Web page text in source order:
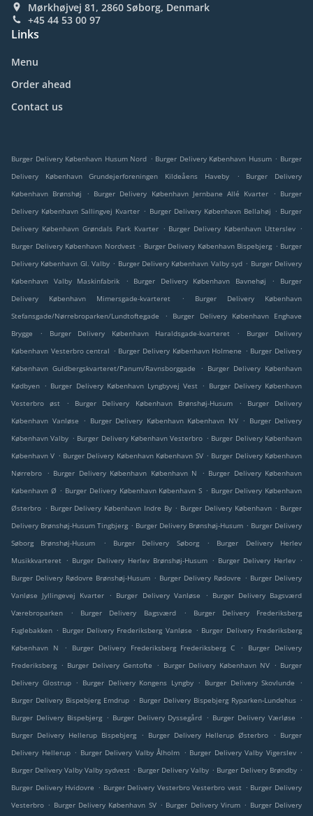
Mørkhøjvej 81, 2860 Søborg, Denmark
+45 44 53 00 97
Links
Menu
Order ahead
Contact us
Burger Delivery København Husum Nord . Burger Delivery København Husum . Burger
Delivery København Grundejerforeningen Kildeåens Haveby
.
Burger Delivery
København Brønshøj
. Burger Delivery København Jernbane Allé Kvarter . Burger
Delivery København Sallingvej Kvarter . Burger Delivery København Bellahøj . Burger
Delivery København Grøndals Park Kvarter . Burger Delivery København Utterslev .
Burger Delivery København Nordvest . Burger Delivery København Bispebjerg . Burger
Delivery København Gl. Valby . Burger Delivery København Valby syd . Burger Delivery
København Valby Maskinfabrik
. Burger Delivery København Bavnehøj .
Burger
Delivery København Mimersgade-kvarteret
.
Burger Delivery København
Stefansgade/Nørrebroparken/Lundtoftegade
.
Burger Delivery København Enghave
Brygge
. Burger Delivery København Haraldsgade-kvarteret .
Burger Delivery
København Vesterbro central . Burger Delivery København Holmene . Burger Delivery
København Guldbergskvarteret/Panum/Ravnsborggade
. Burger Delivery København
Kødbyen . Burger Delivery København Lyngbyvej Vest . Burger Delivery København
Vesterbro øst
. Burger Delivery København Brønshøj-Husum .
Burger Delivery
København Vanløse
. Burger Delivery København København NV . Burger Delivery
København Valby . Burger Delivery København Vesterbro . Burger Delivery København
København V . Burger Delivery København København SV . Burger Delivery København
Nørrebro
. Burger Delivery København København N . Burger Delivery København
København Ø . Burger Delivery København København S . Burger Delivery København
Østerbro . Burger Delivery København Indre By . Burger Delivery København . Burger
Delivery Brønshøj-Husum Tingbjerg . Burger Delivery Brønshøj-Husum . Burger Delivery
Søborg Brønshøj-Husum
. Burger Delivery Søborg .
Burger Delivery Herlev
Musikkvarteret . Burger Delivery Herlev Brønshøj-Husum . Burger Delivery Herlev .
Burger Delivery Rødovre Brønshøj-Husum . Burger Delivery Rødovre . Burger Delivery
Vanløse Jyllingevej Kvarter
. Burger Delivery Vanløse . Burger Delivery Bagsværd
Værebroparken
. Burger Delivery Bagsværd .
Burger Delivery Frederiksberg
Fuglebakken . Burger Delivery Frederiksberg Vanløse . Burger Delivery Frederiksberg
København N
. Burger Delivery Frederiksberg Frederiksberg C .
Burger Delivery
Frederiksberg . Burger Delivery Gentofte . Burger Delivery København NV . Burger
Delivery Glostrup . Burger Delivery Kongens Lyngby . Burger Delivery Skovlunde
.
Burger Delivery Bispebjerg Emdrup . Burger Delivery Bispebjerg Ryparken-Lundehus .
Burger Delivery Bispebjerg . Burger Delivery Dyssegård . Burger Delivery Værløse
.
Burger Delivery Hellerup Bispebjerg
. Burger Delivery Hellerup Østerbro . Burger
Delivery Hellerup . Burger Delivery Valby Ålholm . Burger Delivery Valby Vigerslev .
Burger Delivery Valby Valby sydvest . Burger Delivery Valby . Burger Delivery Brøndby .
Burger Delivery Hvidovre . Burger Delivery Vesterbro Vesterbro vest . Burger Delivery
Vesterbro . Burger Delivery København SV . Burger Delivery Virum . Burger Delivery